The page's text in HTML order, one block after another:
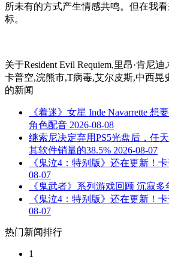
所未有的方式产生情感共鸣。但在我
标。
关于Resident Evil Requiem,里昂·肯尼
卡普空,浣熊市,T病毒,艾尔皮斯,中西晃
的新闻
《着迷》女星 Inde Navarrette 想
角色配音 2026-08-08
继索尼决定弃用PS5光盘后，任
其软件销量的38.5% 2026-08-07
《鬼泣4：特别版》还在更新！
08-07
《鬼武者》系列游戏回顾 沉寂多
《鬼泣4：特别版》还在更新！
08-07
热门新闻排行
1